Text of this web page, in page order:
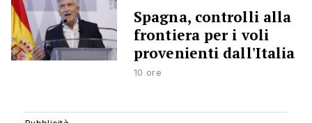
Spagna, controlli alla
frontiera per i voli
provenienti dall'Italia
10 ore